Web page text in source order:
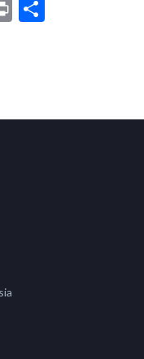
Print